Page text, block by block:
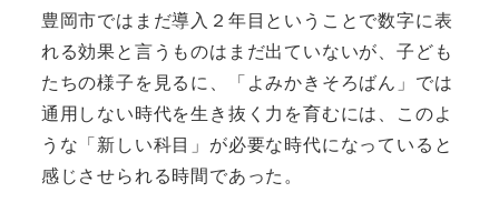
豊岡市ではまだ導入２年目ということで数字に表
れる効果と言うものはまだ出ていないが、子ども
たちの様子を見るに、「よみかきそろばん」では
通用しない時代を生き抜く力を育むには、このよ
うな「新しい科目」が必要な時代になっていると
感じさせられる時間であった。